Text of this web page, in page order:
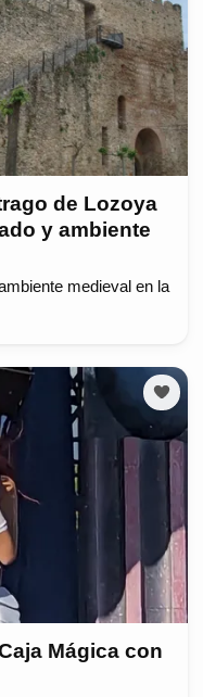
de Lozoya
y ambiente
medieval en la
Mágica con